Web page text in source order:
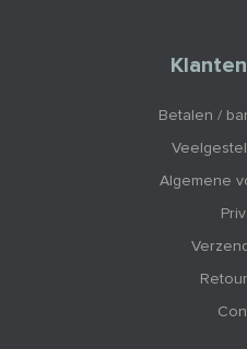
Betalen /
Algemene